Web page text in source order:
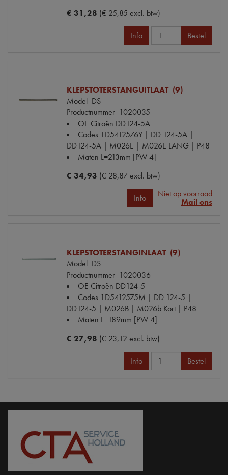
€ 31,28 (€ 25,85 excl. btw)
Info Bestel
KLEPSTOTERSTANGUITLAAT (9)
Model DS
Productnummer 1020035
OE Citroën DD124-5A
Codes 1D5412576Y | DD 124-5A |
DD124-5A | M026E | M026E LANG | P48
Maten L=213mm [PW 4]
€ 34,93 (€ 28,87 excl. btw)
Info
Niet op voorraad
Mail ons
KLEPSTOTERSTANGINLAAT (9)
Model DS
Productnummer 1020036
OE Citroën DD124-5
Codes 1D5412575M | DD 124-5 |
DD124-5 | M026B | M026b Kort | P48
Maten L=189mm [PW 4]
€ 27,98 (€ 23,12 excl. btw)
Info Bestel